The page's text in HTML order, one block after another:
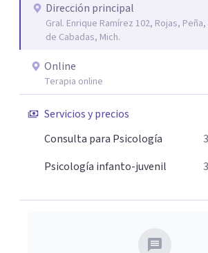
Dirección principal
Gral. Enrique Ramírez 102, Rojas,
de Cabadas, Mich.
Online
Terapia online
Servicios y precios
Consulta para Psicología
Psicología infanto-juvenil